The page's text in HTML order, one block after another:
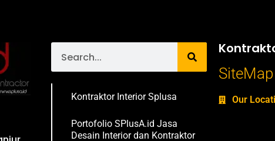
Kontraktor Interior Splusa
Portofolio SPlusA.id Jasa
Desain Interior dan Kontraktor
SiteMap
Our